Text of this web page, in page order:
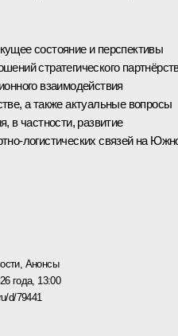
состояние и перспективы
стратегического
взаимодействия
а также актуальные вопросы
в частности, развитие
логистических связей на
, Анонсы
года, 13:00
d/79441